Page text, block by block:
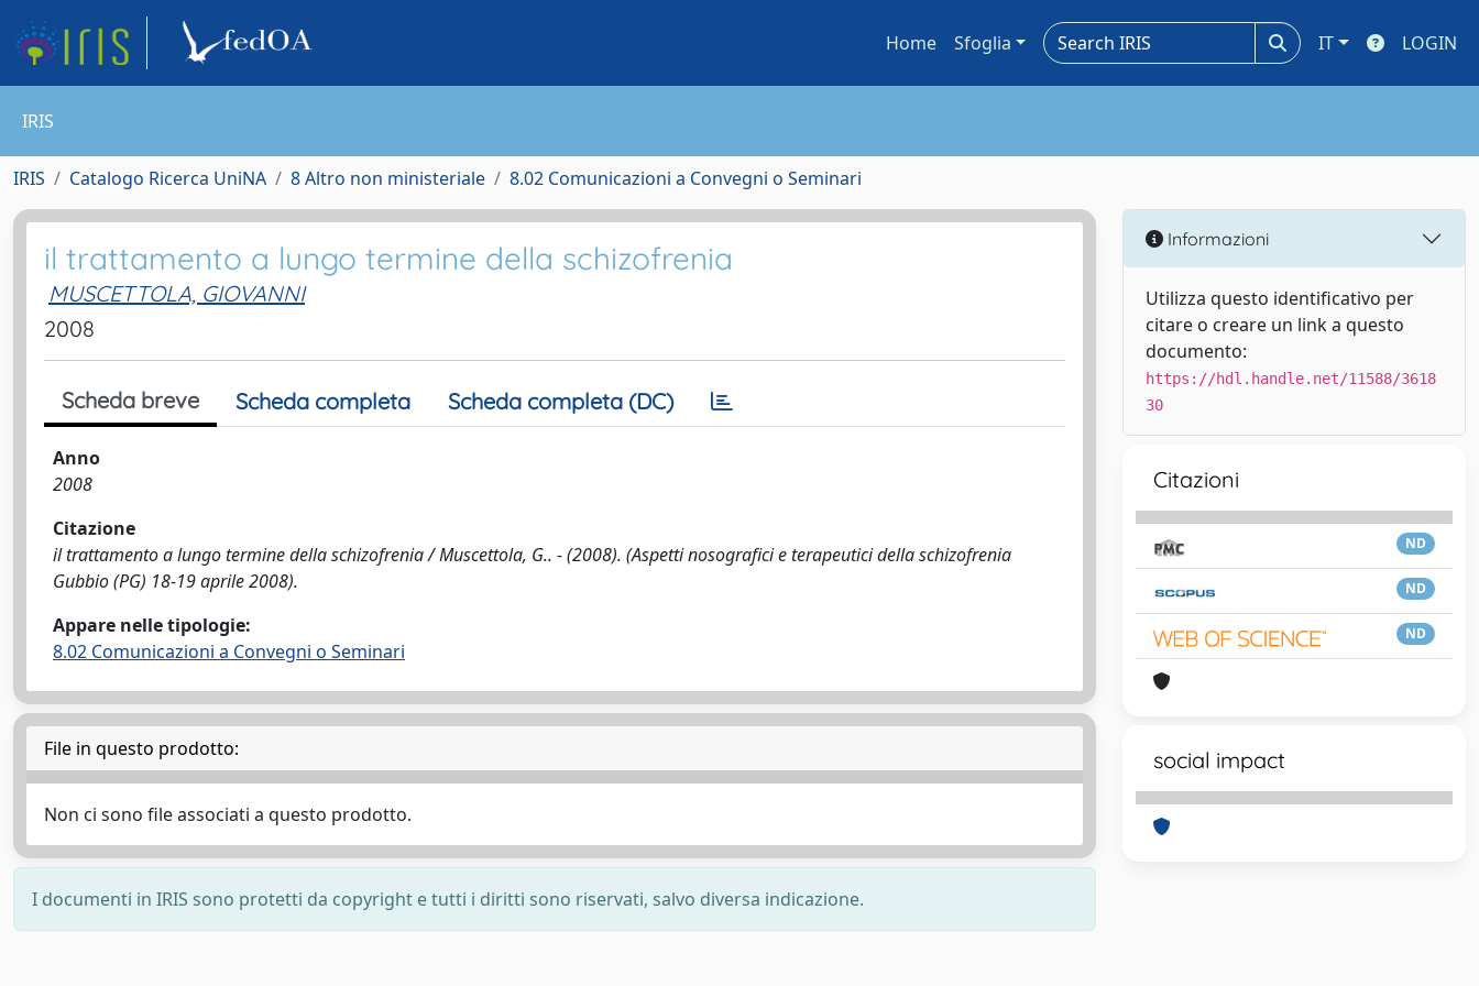
Home Sfoglia IT LOGIN
IRIS
IRIS Catalogo Ricerca UniNA 8 Altro non ministeriale 8.02 Comunicazioni a Convegni o Seminari
il trattamento a lungo termine della schizofrenia
MUSCETTOLA, GIOVANNI
2008
Scheda breve Scheda completa Scheda completa (DC)
Anno
2008
Citazione
il trattamento a lungo termine della schizofrenia / Muscettola, G.. - (2008). (Aspetti nosografici e terapeutici della schizofrenia
Gubbio (PG) 18-19 aprile 2008).
Appare nelle tipologie:
8.02 Comunicazioni a Convegni o Seminari
File in questo prodotto:
Non ci sono file associati a questo prodotto.
I documenti in IRIS sono protetti da copyright e tutti i diritti sono riservati, salvo diversa indicazione.
Informazioni
Utilizza questo identificativo per
citare o creare un link a questo
documento:
https://hdl.handle.net/11588/3618
30
Citazioni
ND
ND
ND
social impact